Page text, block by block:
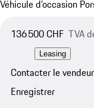
Véhicule d’occasion
136 500 CHF TVA
Leasing
Contacter le vendeur
Enregistrer